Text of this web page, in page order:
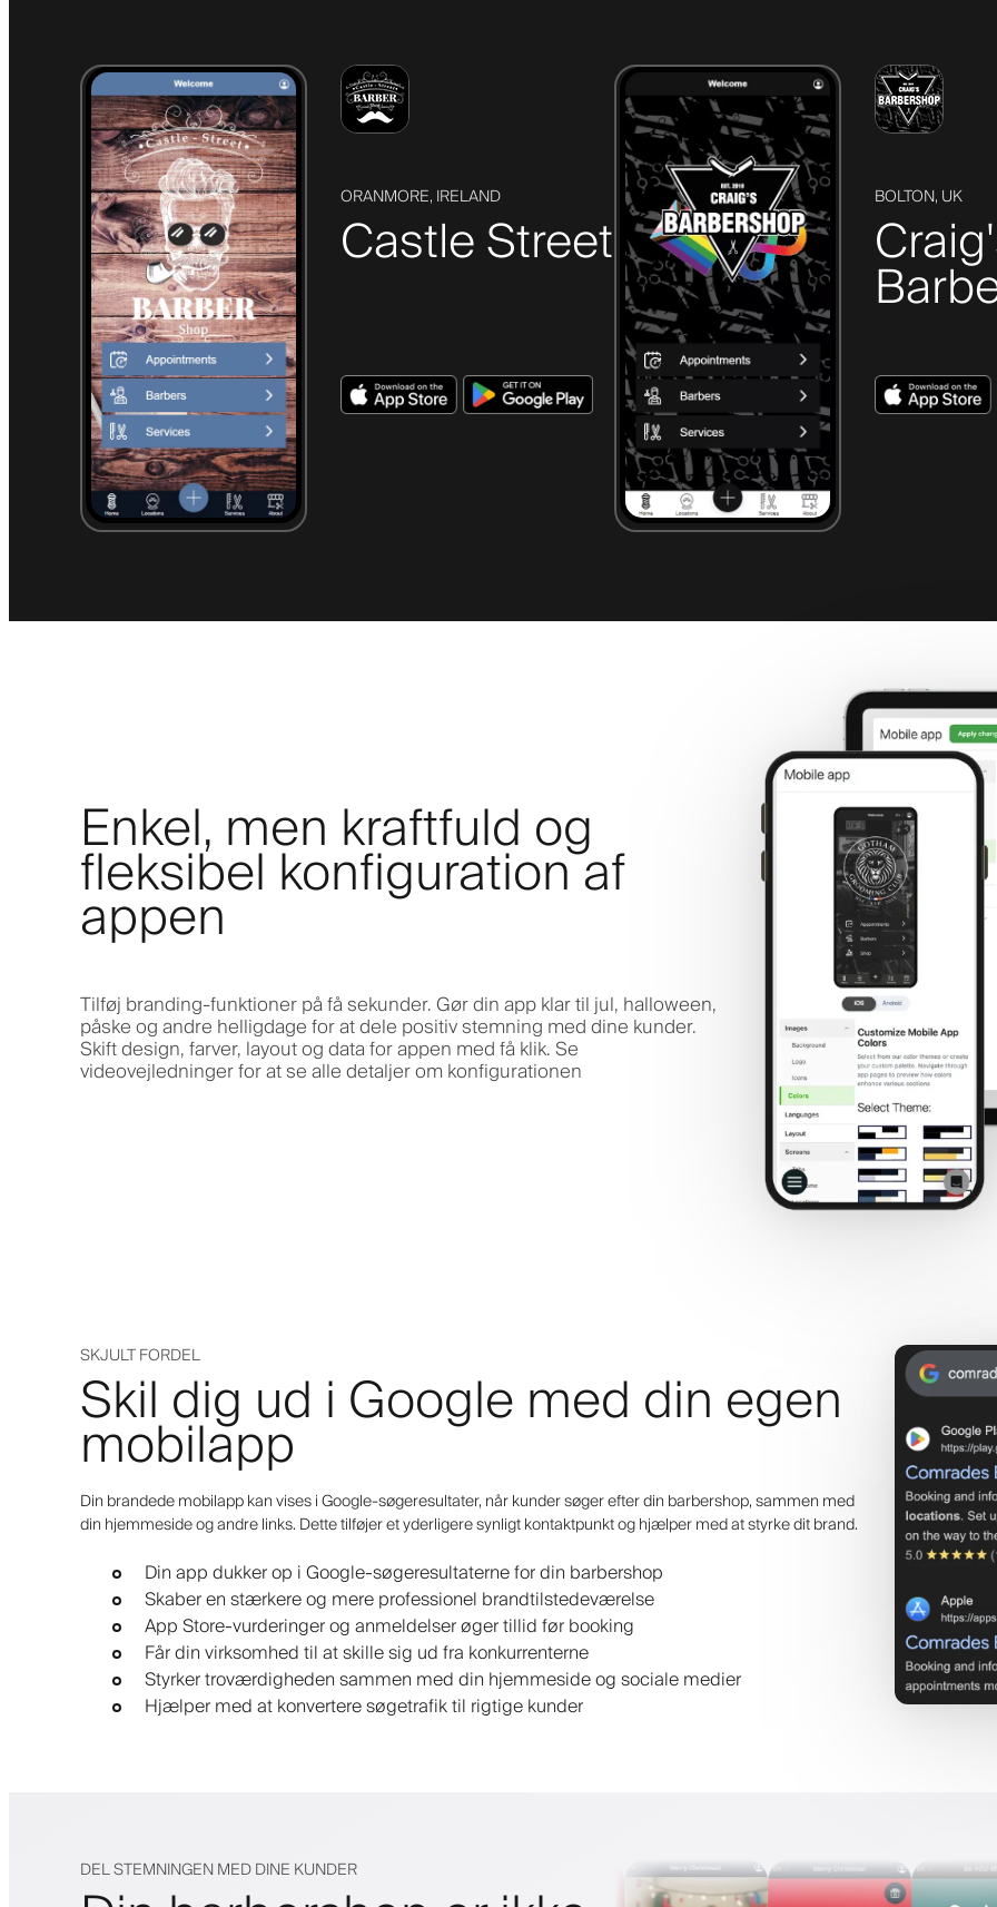
ORANMORE, IRELAND
Castle Street
BOLTON, UK
Enkel, men kraftfuld og
fleksibel konfiguration af
appen
Tilføj branding-funktioner på få sekunder. Gør din app klar til jul, halloween,
påske og andre helligdage for at dele positiv stemning med dine kunder.
Skift design, farver, layout og data for appen med få klik. Se
videovejledninger for at se alle detaljer om konfigurationen
SKJULT FORDEL
Skil dig ud i Google med din egen
mobilapp
Din brandede mobilapp kan vises i Google-søgeresultater, når kunder søger efter din barbershop, sammen med
din hjemmeside og andre links. Dette tilføjer et yderligere synligt kontaktpunkt og hjælper med at styrke dit brand.
Din app dukker op i Google-søgeresultaterne for din barbershop
Skaber en stærkere og mere professionel brandtilstedeværelse
App Store-vurderinger og anmeldelser øger tillid før booking
Får din virksomhed til at skille sig ud fra konkurrenterne
Styrker troværdigheden sammen med din hjemmeside og sociale medier
Hjælper med at konvertere søgetrafik til rigtige kunder
DEL STEMNINGEN MED DINE KUNDER